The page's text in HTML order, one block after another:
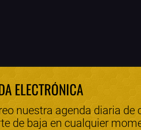
ELECTRÓNICA
nuestra agenda diaria de
de baja en cualquier